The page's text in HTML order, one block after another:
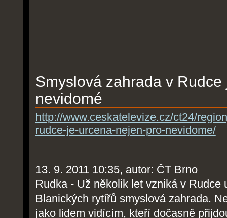
Smyslová zahrada v
nevidomé
http://www.ceskatelevize.cz/ct24/
rudce-je-urcena-nejen-pro-nevidome/
13. 9. 2011 10:35, autor: ČT Brno
Rudka - Už několik let vzniká v Rudce
Blanických rytířů smyslová zahrada.
jako lidem vidícím, kteří dočasně